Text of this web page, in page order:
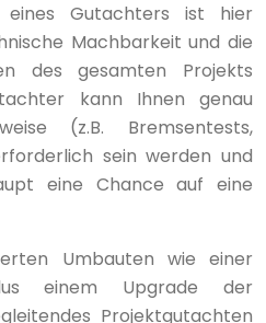
eines Gutachters ist hier
Machbarkeit und die
des gesamten Projekts
kann Ihnen genau
(z.B. Bremsentests,
sein werden und
eine Chance auf eine
Umbauten wie einer
einem Upgrade der
Projektgutachten